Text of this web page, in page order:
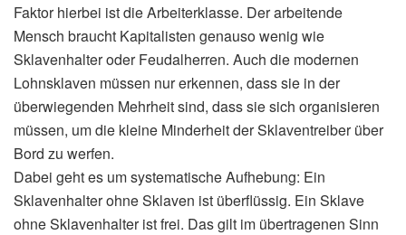
Faktor hierbei ist die Arbeiterklasse. Der arbeitende
Mensch braucht Kapitalisten genauso wenig wie
Sklavenhalter oder Feudalherren. Auch die modernen
Lohnsklaven müssen nur erkennen, dass sie in der
überwiegenden Mehrheit sind, dass sie sich organisieren
müssen, um die kleine Minderheit der Sklaventreiber über
Bord zu werfen.
Dabei geht es um systematische Aufhebung: Ein
Sklavenhalter ohne Sklaven ist überflüssig. Ein Sklave
ohne Sklavenhalter ist frei. Das gilt im übertragenen Sinn